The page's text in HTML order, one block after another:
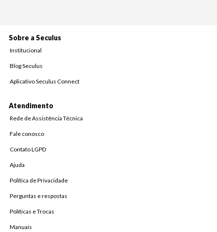
Sobre a Seculus
Institucional
Blog Seculus
Aplicativo Seculus Connect
Atendimento
Rede de Assistência Técnica
Fale conosco
Contato LGPD
Ajuda
Política de Privacidade
Perguntas e respostas
Políticas e Trocas
Manuais